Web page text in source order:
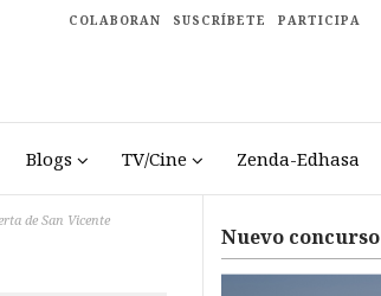
COLABORAN SUSCRÍBETE PARTICIPA
Blogs TV/Cine Zenda-Edhasa
de San Vicente
Nuevo concurso